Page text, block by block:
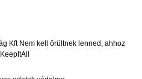
Kft Nem kell őrültnek lenned, ahhoz